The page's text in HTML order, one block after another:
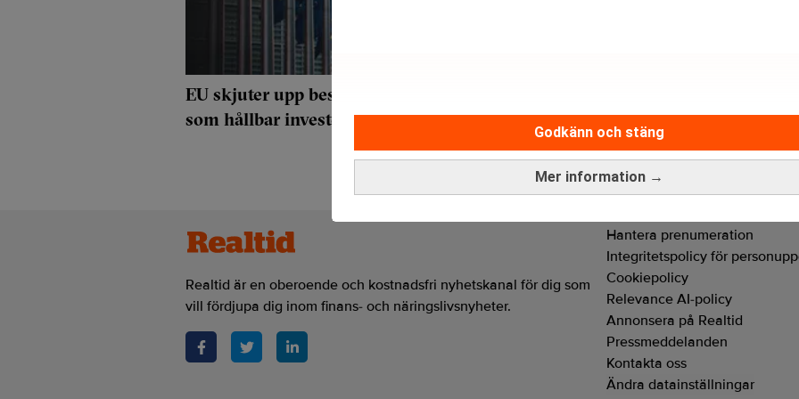
Mer information →
Godkänn och stäng
EU skjuter upp beslutet om märkning av naturgas
som hållbar investering
Realtid är en oberoende och kostnadsfri nyhetskanal för dig som
vill fördjupa dig inom finans- och näringslivsnyheter.
Hantera prenumeration
Integritetspolicy för
Cookiepolicy
Relevance AI-policy
Annonsera på Realtid
Pressmeddelanden
Kontakta oss
Ändra datainställningar